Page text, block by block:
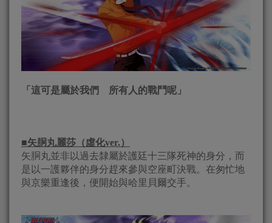
「這可是屬於我們 所有人的戰鬥呢」
■矢胴丸麗莎（虛化ver.）
矢胴丸並非以過去隸屬於護廷十三隊死神的身分，而
是以一護夥伴的身分趕來參與空座町決戰。在匆忙地
與京樂重逢後，便開始與哈里貝爾交手。